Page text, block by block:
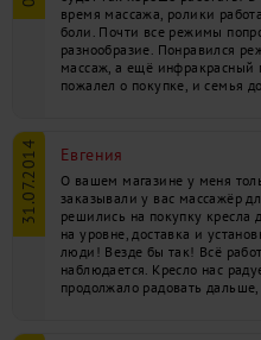
время массажа, ролики
боли. Почти все режимы
разнообразие. Понравился
массаж, а ещё инфракрасный
пожалел о покупке, и семья
31.07.2014 Евгения
О вашем магазине у меня
заказывали у вас массажёр
решились на покупку кресла
на уровне, доставка и
люди! Везде бы так! Всё
наблюдается. Кресло нас
продолжало радовать